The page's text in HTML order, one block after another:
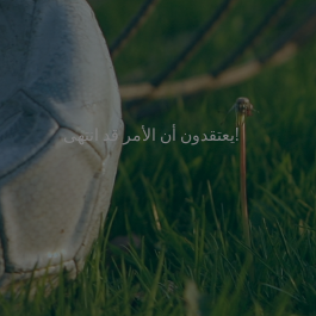
!يعتقدون أن الأمر قد انتهى